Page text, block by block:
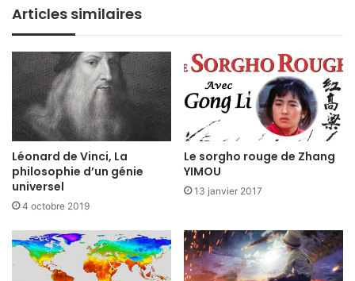
Articles similaires
Léonard de Vinci, La
philosophie d’un génie
universel
4 octobre 2019
Le sorgho rouge de Zhang
YIMOU
13 janvier 2017